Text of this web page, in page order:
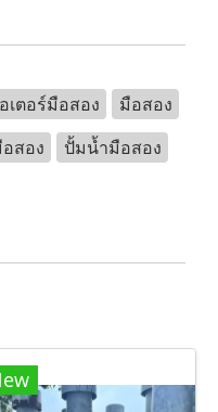
เตอร์มือสอง
มือสอง
สอง
ปั้มน้ำมือสอง